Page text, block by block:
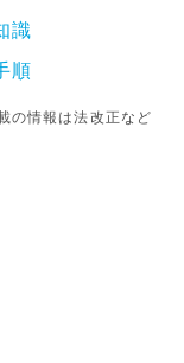
識
順
の情報は法改正など